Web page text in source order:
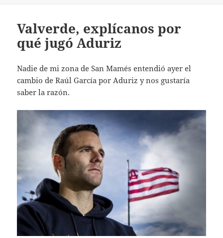
Valverde, explícanos por
qué jugó Aduriz
Nadie de mi zona de San Mamés entendió ayer el
cambio de Raúl García por Aduriz y nos gustaría
saber la razón.